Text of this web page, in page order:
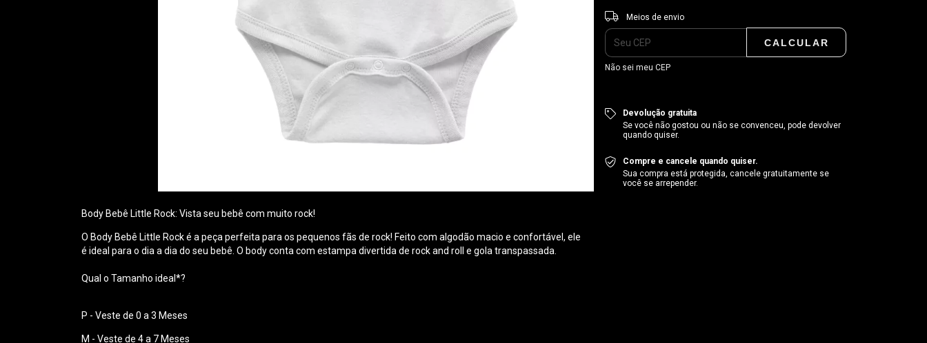
Body Bebê Little Rock: Vista seu bebê com muito rock!
O Body Bebê Little Rock é a peça perfeita para os pequenos fãs de rock! Feito com algodão macio e confortável, ele
é ideal para o dia a dia do seu bebê. O body conta com estampa divertida de rock and roll e gola transpassada.
Qual o Tamanho ideal*?
P - Veste de 0 a 3 Meses
M - Veste de 4 a 7 Meses
Entregas para o CEP:
Meios de envio
CALCULAR
Não sei meu CEP
Devolução gratuita
Se você não gostou ou não se convenceu, pode devolver
quando quiser.
Compre e cancele quando quiser.
Sua compra está protegida, cancele gratuitamente se
você se arrepender.